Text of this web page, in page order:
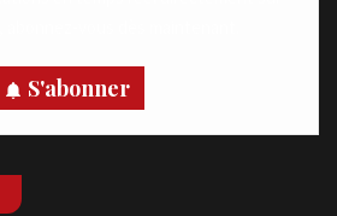
S'abonner